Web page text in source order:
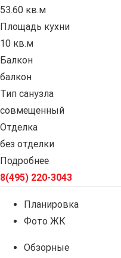
53.60 кв.м
Площадь кухни
10 кв.м
Балкон
балкон
Тип санузла
совмещенный
Отделка
без отделки
Подробнее
8(495) 220-3043
Планировка
Фото ЖК
Обзорные